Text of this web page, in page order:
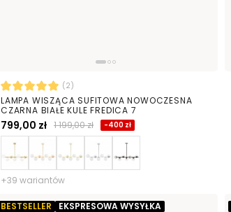
(2)
LAMPA WISZĄCA SUFITOWA NOWOCZESNA
CZARNA BIAŁE KULE FREDICA 7
799,00 zł 1 199,00 zł -400 zł
+39 wariantów
BESTSELLER EKSPRESOWA WYSYŁKA